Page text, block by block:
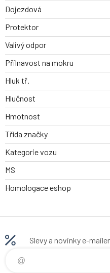
Dojezdová
Protektor
Valivý odpor
Přilnavost na mokru
Hluk tř.
Hlučnost
Hmotnost
Třída značky
Kategorie vozu
MS
Homologace eshop
Slevy a novinky e-